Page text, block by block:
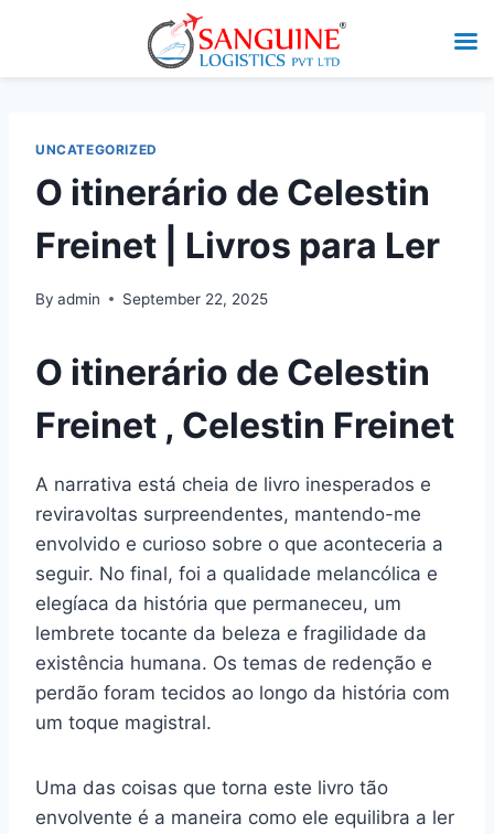
UNCATEGORIZED
O itinerário de Celestin
Freinet | Livros para Ler
By admin September 22, 2025
O itinerário de Celestin
Freinet , Celestin Freinet
A narrativa está cheia de livro inesperados e
reviravoltas surpreendentes, mantendo-me
envolvido e curioso sobre o que aconteceria a
seguir. No final, foi a qualidade melancólica e
elegíaca da história que permaneceu, um
lembrete tocante da beleza e fragilidade da
existência humana. Os temas de redenção e
perdão foram tecidos ao longo da história com
um toque magistral.
Uma das coisas que torna este livro tão
envolvente é a maneira como ele equilibra a ler